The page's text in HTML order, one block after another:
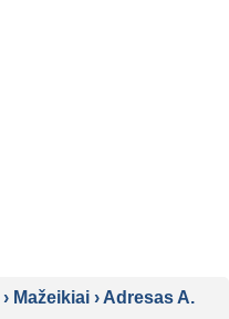
› Mažeikiai › Adresas A.